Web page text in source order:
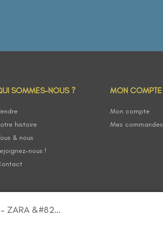
ZARA &#82...
SOMMES-NOUS ?
histoire
& nous
nous !
MON COMPTE
Mon compte
Mes commandes